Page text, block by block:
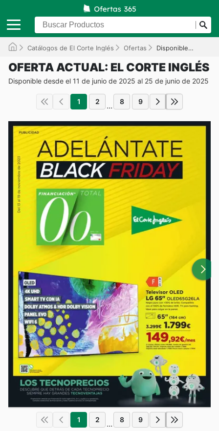
Catálogos de El Corte Inglés Ofertas Disponible hasta el 25/06/2025
OFERTA ACTUAL: EL CORTE INGLÉS
Disponible desde el 11 de junio de 2025 al 25 de junio de 2025
1 2 ... 8 9
1 2 ... 8 9